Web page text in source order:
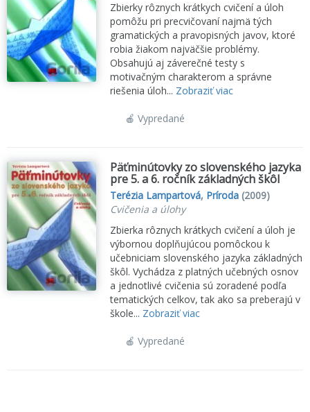
Zbierky rôznych krátkych cvičení a úloh
pomôžu pri precvičovaní najmä tých
gramatických a pravopisných javov, ktoré
robia žiakom najväčšie problémy.
Obsahujú aj záverečné testy s
motivačným charakterom a správne
riešenia úloh... Zobraziť viac
🍎 Vypredané
Päťminútovky zo slovenského jazyka
pre 5. a 6. ročník základných škôl
Terézia Lampartová, Príroda (2009)
Cvičenia a úlohy
Zbierka rôznych krátkych cvičení a úloh je
výbornou doplňujúcou pomôckou k
učebniciam slovenského jazyka základných
škôl. Vychádza z platných učebných osnov
a jednotlivé cvičenia sú zoradené podľa
tematických celkov, tak ako sa preberajú v
škole... Zobraziť viac
🍎 Vypredané